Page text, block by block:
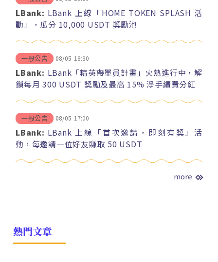
LBank: LBank 上線「HOME TOKEN SPLASH 活
動」，瓜分 10,000 USDT 獎勵池
一般公告 08/05 18:30
LBank: LBank「精英帶單員計畫」火熱進行中，解
鎖每月 300 USDT 獎勵及最高 15% 淨手續費分紅
一般公告 08/05 17:00
LBank: LBank 上線「首次邀請，即刻有獎」活
動，每邀請一位好友賺取 50 USDT
more
熱門文章